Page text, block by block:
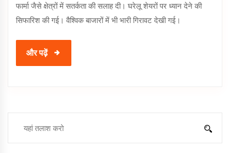
फार्मा जैसे क्षेत्रों में सतर्कता की सलाह दी। घरेलू शेयरों पर ध्यान देने की
सिफारिश की गई। वैश्विक बाजारों में भी भारी गिरावट देखी गई।
और पढ़ें